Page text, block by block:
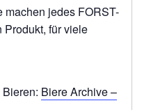
machen jedes FORST-
für viele
Biere Archive –